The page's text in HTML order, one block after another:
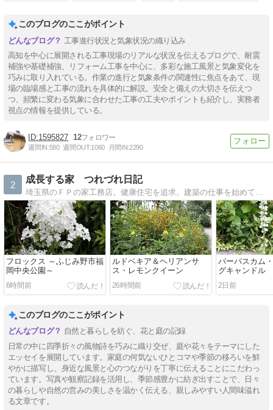
このブログのここがポイント
工事進行状況と気象状況の織り込み
高知を中心に展開される工事現場のリアルな状況を伝えるブログで、耐震
補強や基礎補強、リフォーム工事を中心に、多彩な施工風景と気象変化を
巧みに取り入れている。作業の進行と気象条件の関連性に焦点をあて、現
場の臨場感と工事の流れを具体的に解説。安全と備えの大切さを伝えつ
つ、頻繁に変わる気象に合わせた工事の工夫やポイントも紹介し、実務者
視点の情報を提供している。
1595827 12
週間IN:580 週間OUT:1060 月間IN:2290
2
成長する家 つれづれ日記
フロックス ～ふじみ野市福
岡中央公園～
6時間前
ルドベキア＆ヘリアンサ
ス・レモンクイーン
26時間前
バーバスカム
グキャンドル
2日前
このブログのここがポイント
自然と暮らしを紡ぐ、花と庭の記録
日常の中に四季折々の風物詩を巧みに織り交ぜ、庭や花々をテーマにした
エッセイを展開しています。家庭の何気ないひとコマや季節の移ろいを鮮
やかに描写し、身近な風景と心のつながりを丁寧に伝えることにこだわっ
ています。写真や観察記録を活用し、季節感豊かに紡ぎ出すことで、日々
の暮らしや自然の営みの美しさを温かく伝える、親しみやすい人間味溢れ
る文章です。